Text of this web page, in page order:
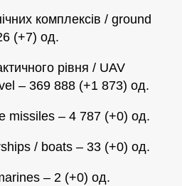
комплексів / ground
(+7) од.
рівня / UAV
– 369 888 (+1 873) од.
missiles – 4 787 (+0) од.
/ boats – 33 (+0) од.
– 2 (+0) од.